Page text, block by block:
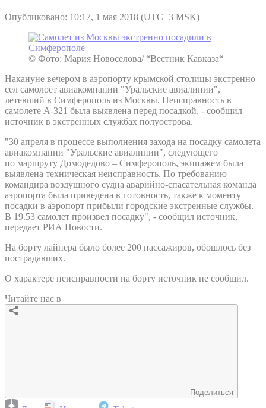
Опубликовано: 10:17, 1 мая 2018 (UTC+3 MSK)
© Фото: Мария Новоселова/ “Вестник Кавказа“
Накануне вечером в аэропорту крымской столицы экстренно
сел самолоет авиакомпании "Уральские авиалинии",
летевший в Симферополь из Москвы. Неисправность в
самолете А-321 была выявлена перед посадкой, - сообщил
источник в экстренных службах полуострова.
"30 апреля в процессе выполнения захода на посадку самолета
авиакомпании "Уральские авиалинии", следующего
по маршруту Домодедово – Симферополь, экипажем была
выявлена техническая неисправность. По требованию
командира воздушного судна аварийно-спасательная команда
аэропорта была приведена в готовность, также к моменту
посадки в аэропорт прибыли городские экстренные службы.
В 19.53 самолет произвел посадку", - сообщил источник,
передает РИА Новости.
На борту лайнера было более 200 пассажиров, обошлось без
пострадавших.
О характере неисправности на борту источник не сообщил.
Читайте нас в
Поделиться